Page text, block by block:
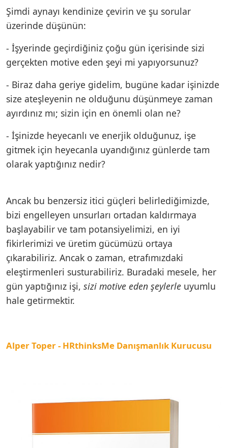
Şimdi aynayı kendinize çevirin ve şu sorular
üzerinde düşünün:
- İşyerinde geçirdiğiniz çoğu gün içerisinde sizi
gerçekten motive eden şeyi mi yapıyorsunuz?
- Biraz daha geriye gidelim, bugüne kadar işinizde
size ateşleyenin ne olduğunu düşünmeye zaman
ayırdınız mı; sizin için en önemli olan ne?
- İşinizde heyecanlı ve enerjik olduğunuz, işe
gitmek için heyecanla uyandığınız günlerde tam
olarak yaptığınız nedir?
Ancak bu benzersiz itici güçleri belirlediğimizde,
bizi engelleyen unsurları ortadan kaldırmaya
başlayabilir ve tam potansiyelimizi, en iyi
fikirlerimizi ve üretim gücümüzü ortaya
çıkarabiliriz. Ancak o zaman, etrafımızdaki
eleştirmenleri susturabiliriz. Buradaki mesele, her
gün yaptığınız işi, sizi motive eden şeylerle uyumlu
hale getirmektir.
Alper Toper - HRthinksMe Danışmanlık Kurucusu